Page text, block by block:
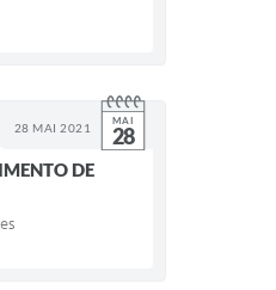
28 MAI 2021 MAI
28
DE